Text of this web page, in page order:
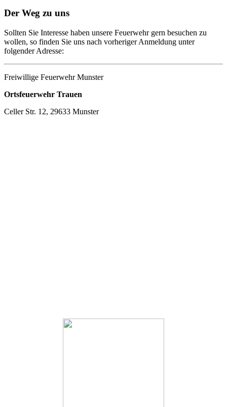
Der Weg zu uns
Sollten Sie Interesse haben unsere Feuerwehr gern besuchen zu
wollen, so finden Sie uns nach vorheriger Anmeldung unter
folgender Adresse:
Freiwillige Feuerwehr Munster
Ortsfeuerwehr Trauen
Celler Str. 12, 29633 Munster